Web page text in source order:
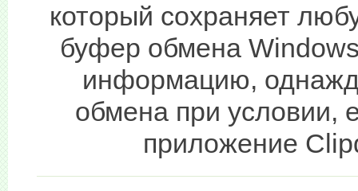
который сохраняет
буфер обмена
информацию,
обмена при условии,
приложение